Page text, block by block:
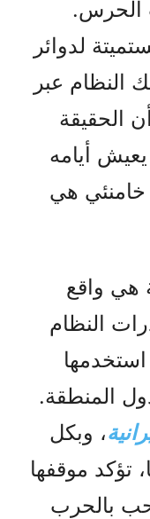
الحرس.
لدوائر
النظام عبر
الحقيقة
أيامه
خامنئي هي
هي واقع
النظام
استخدمها
المنطقة.
، وبكل
تؤكد موقفها
بالحرب